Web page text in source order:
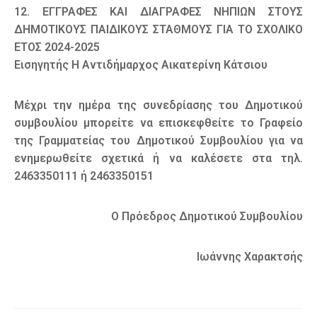
12. ΕΓΓΡΑΦΕΣ ΚΑΙ ΔΙΑΓΡΑΦΕΣ ΝΗΠΙΩΝ ΣΤΟΥΣ
ΔΗΜΟΤΙΚΟΥΣ ΠΑΙΔΙΚΟΥΣ ΣΤΑΘΜΟΥΣ ΓΙΑ ΤΟ ΣΧΟΛΙΚΟ
ΕΤΟΣ 2024-2025
Εισηγητής Η Αντιδήμαρχος Αικατερίνη Κάτσιου
Μέχρι την ημέρα της συνεδρίασης του Δημοτικού
συμβουλίου μπορείτε να επισκεφθείτε το Γραφείο
της Γραμματείας του Δημοτικού Συμβουλίου για να
ενημερωθείτε σχετικά ή να καλέσετε στα τηλ.
2463350111 ή 2463350151
Ο Πρόεδρος Δημοτικού Συμβουλίου
Ιωάννης Χαρακτσής